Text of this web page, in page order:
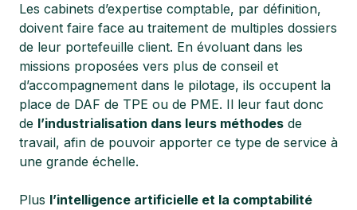
Les cabinets d’expertise comptable, par définition,
doivent faire face au traitement de multiples dossiers
de leur portefeuille client. En évoluant dans les
missions proposées vers plus de conseil et
d’accompagnement dans le pilotage, ils occupent la
place de DAF de TPE ou de PME. Il leur faut donc
de l’industrialisation dans leurs méthodes de
travail, afin de pouvoir apporter ce type de service à
une grande échelle.
Plus l’intelligence artificielle et la comptabilité